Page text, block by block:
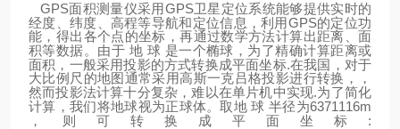
GPS面积测量仪采用GPS卫星定位系统能够提供实时的
经度、纬度、高程等导航和定位信息，利用GPS的定位功
能，得出各个点的坐标，再通过数学方法计算出距离、面
积等数据。由于 地 球 是一个椭球，为了精确计算距离或
面积，一般采用投影的方式转换成平面坐标.在我国，对于
大比例尺的地图通常采用高斯一克吕格投影进行转换，，
然而投影法计算十分复杂，难以在单片机中实现.为了简化
计算，我们将地球视为正球体。取地 球 半径为6371116m
，则可转换成平面坐标 :